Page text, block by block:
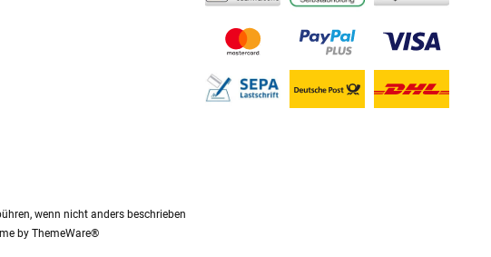
wenn nicht anders beschrieben
by ThemeWare®